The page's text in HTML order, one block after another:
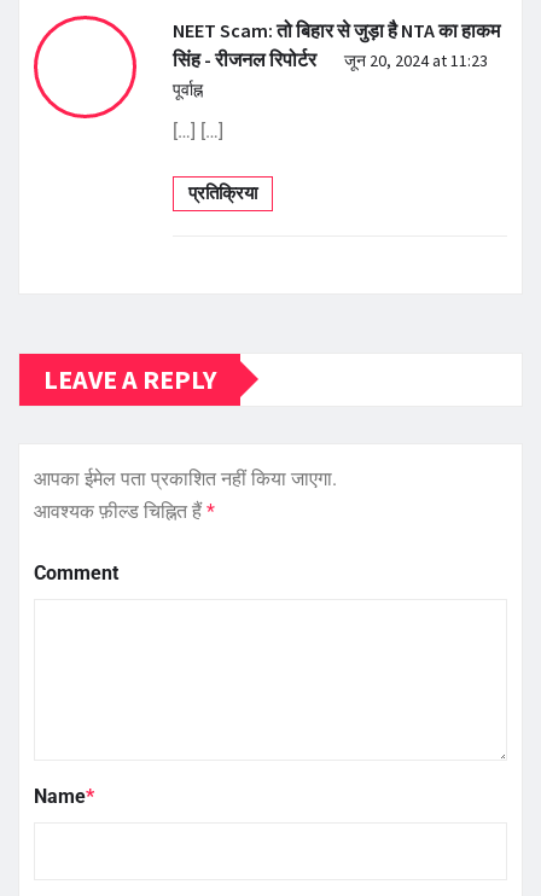
NEET Scam: तो बिहार से जुड़ा है NTA का हाकम
सिंह - रीजनल रिपोर्टर
जून 20, 2024 at 11:23
पूर्वाह्न
[…] […]
प्रतिक्रिया
LEAVE A REPLY
आपका ईमेल पता प्रकाशित नहीं किया जाएगा.
आवश्यक फ़ील्ड चिह्नित हैं*
Comment
Name*